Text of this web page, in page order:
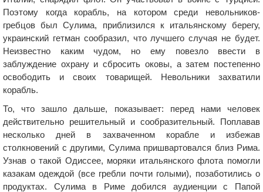
Поэтому когда корабль, на котором среди невольников-
гребцов был Сулима, приблизился к итальянскому берегу,
украинский гетман сообразил, что лучшего случая не будет.
Неизвестно каким чудом, но ему повезло ввести в
заблуждение охрану и сбросить оковы, а затем постепенно
освободить и своих товарищей. Невольники захватили
корабль.
То, что зашло дальше, показывает: перед нами человек
действительно решительный и сообразительный. Поплавав
несколько дней в захваченном корабле и избежав
столкновений с другими, Сулима пришвартовался близ Рима.
Узнав о такой Одиссее, моряки итальянского флота помогли
казакам одеждой (все гребли почти голыми), позаботились о
продуктах. Сулима в Риме добился аудиенции с Папой